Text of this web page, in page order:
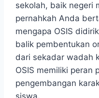
sekolah, baik negeri
pernahkah Anda
mengapa OSIS
balik pembentukan
dari sekadar wadah
OSIS memiliki peran
pengembangan